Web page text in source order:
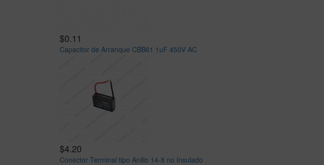
$0.11
Capacitor de Arranque CBB61 1uF 450V AC
$4.20
Conector Terminal tipo Anillo 14-8 no Insulado